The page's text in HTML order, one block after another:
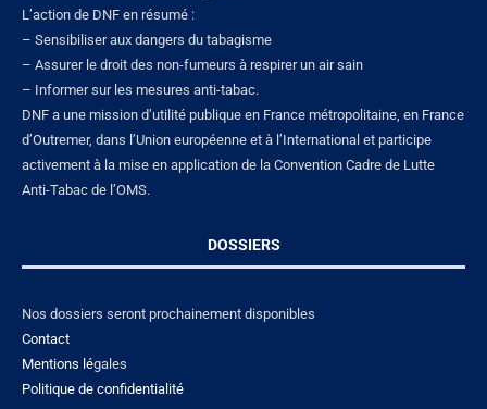
L’action de DNF en résumé :
– Sensibiliser aux dangers du tabagisme
– Assurer le droit des non-fumeurs à respirer un air sain
– Informer sur les mesures anti-tabac.
DNF a une mission d’utilité publique en France métropolitaine, en France
d’Outremer, dans l’Union européenne et à l’International et participe
activement à la mise en application de la Convention Cadre de Lutte
Anti-Tabac de l’OMS.
DOSSIERS
Nos dossiers seront prochainement disponibles
Contact
Mentions légales
Politique de confidentialité